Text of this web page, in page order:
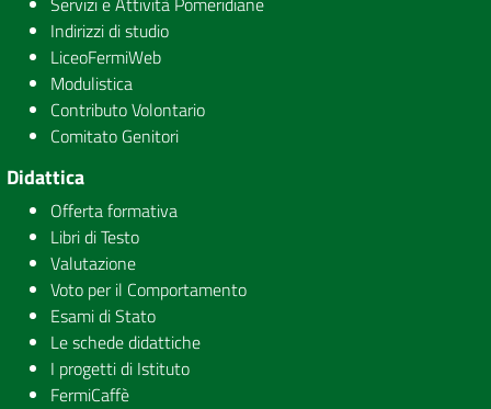
Indirizzi di studio
LiceoFermiWeb
Modulistica
Contributo Volontario
Comitato Genitori
Didattica
Offerta formativa
Libri di Testo
Valutazione
Voto per il Comportamento
Esami di Stato
Le schede didattiche
I progetti di Istituto
FermiCaffè